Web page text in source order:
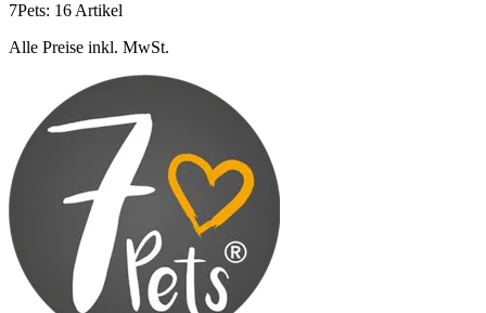
7Pets: 16 Artikel
Alle Preise inkl. MwSt.